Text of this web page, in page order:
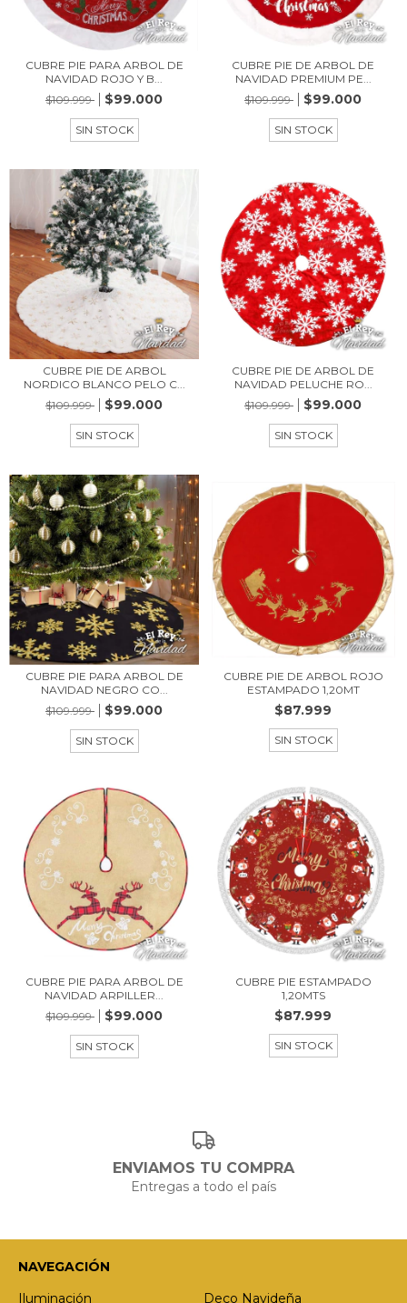
CUBRE PIE PARA ARBOL DE
NAVIDAD ROJO Y B...
$109.999
$99.000
SIN STOCK
CUBRE PIE DE ARBOL DE
NAVIDAD PREMIUM PE...
$109.999
$99.000
SIN STOCK
CUBRE PIE DE ARBOL
NORDICO BLANCO PELO C...
$109.999
$99.000
SIN STOCK
CUBRE PIE DE ARBOL DE
NAVIDAD PELUCHE RO...
$109.999
$99.000
SIN STOCK
CUBRE PIE PARA ARBOL DE
NAVIDAD NEGRO CO...
$109.999
$99.000
SIN STOCK
CUBRE PIE DE ARBOL ROJO
ESTAMPADO 1,20MT
$87.999
SIN STOCK
CUBRE PIE PARA ARBOL DE
NAVIDAD ARPILLER...
$109.999
$99.000
SIN STOCK
CUBRE PIE ESTAMPADO
1,20MTS
$87.999
SIN STOCK
ENVIAMOS TU COMPRA
Entregas a todo el país
NAVEGACIÓN
Iluminación
Deco Navideña